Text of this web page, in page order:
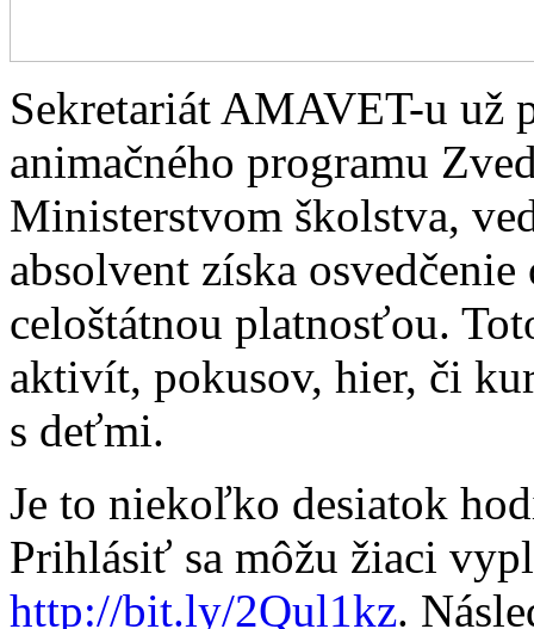
Sekretariát AMAVET-u už
animačného programu
Ministerstvom školstva,
absolvent získa
celoštátnou platnosťou.
aktivít, pokusov, hier, či
s deťmi.
Je to niekoľko desiatok
Prihlásiť sa môžu žiaci
http://bit.ly/2Qul1kz.